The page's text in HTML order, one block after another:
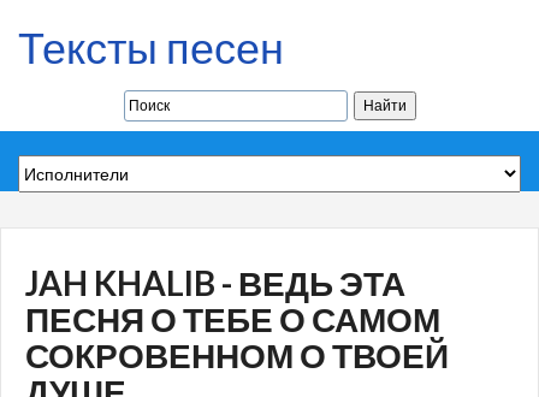
Тексты песен
JAH KHALIB - ВЕДЬ ЭТА
ПЕСНЯ О ТЕБЕ О САМОМ
СОКРОВЕННОМ О ТВОЕЙ